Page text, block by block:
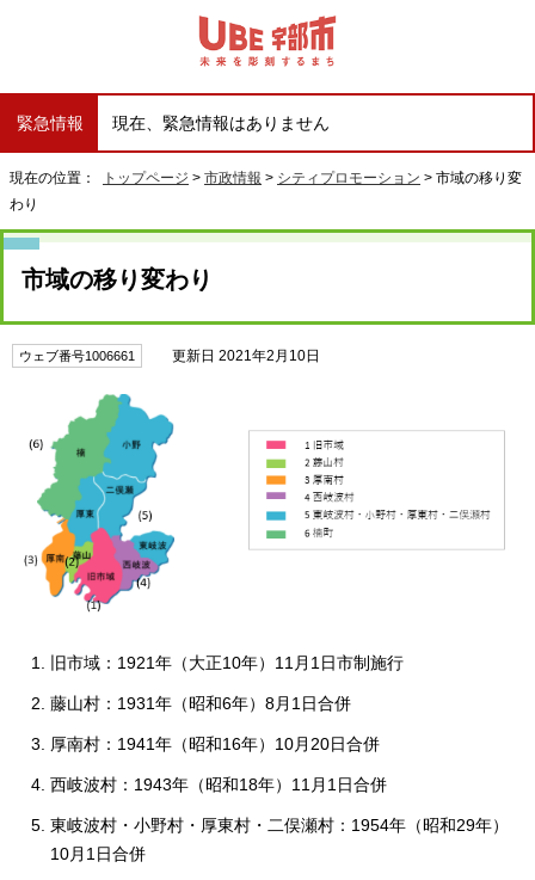
緊急情報 現在、緊急情報はありません
現在の位置： トップページ > 市政情報 > シティプロモーション > 市域の移り変
わり
市域の移り変わり
ウェブ番号1006661 更新日 2021年2月10日
旧市域：1921年（大正10年）11月1日市制施行
藤山村：1931年（昭和6年）8月1日合併
厚南村：1941年（昭和16年）10月20日合併
西岐波村：1943年（昭和18年）11月1日合併
東岐波村・小野村・厚東村・二俣瀬村：1954年（昭和29年）
10月1日合併